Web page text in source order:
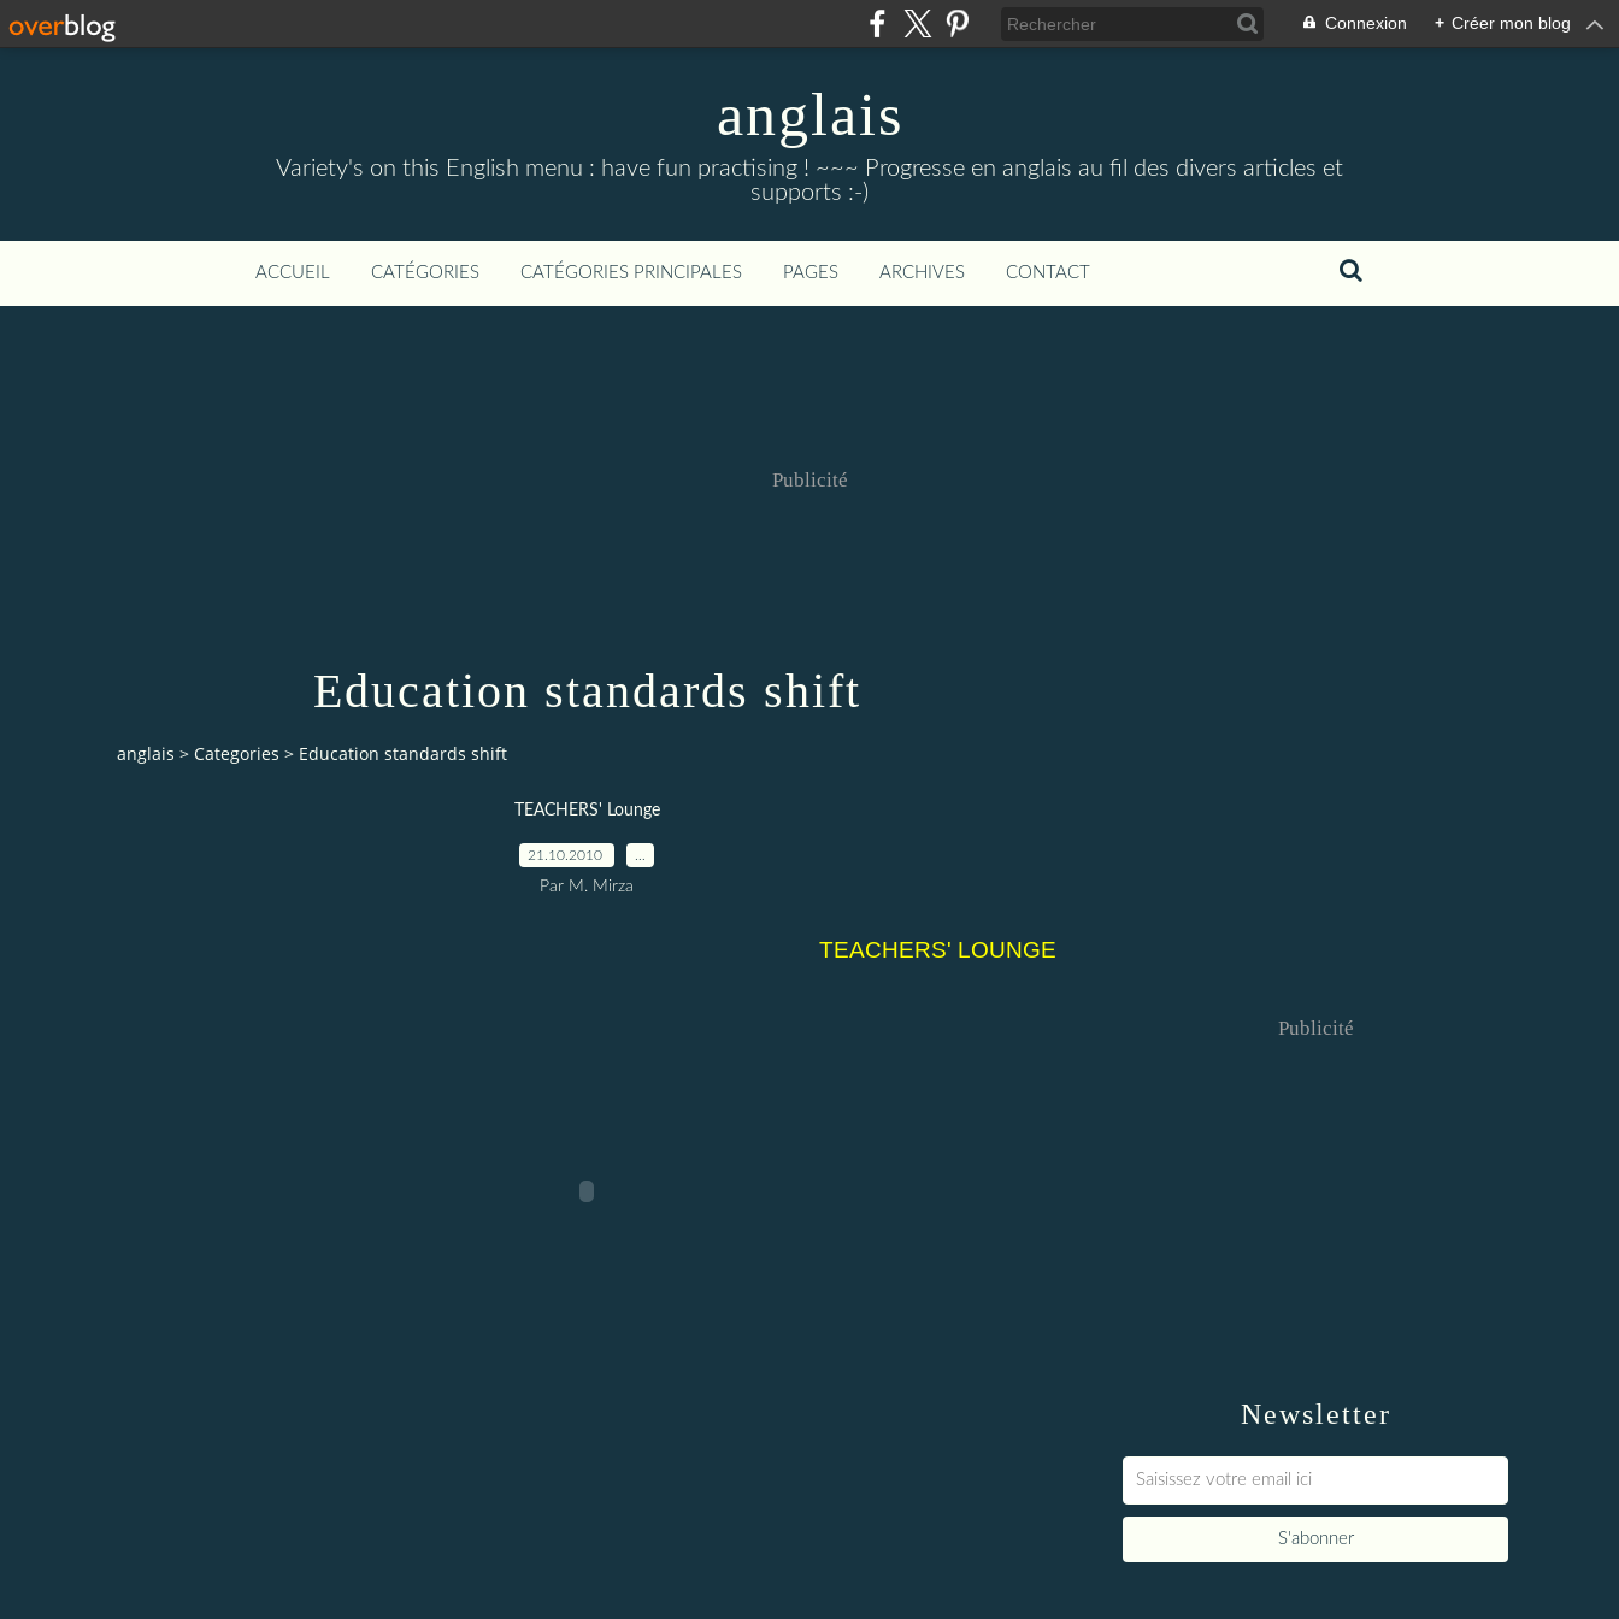
Connexion + Créer mon blog
anglais
Variety's on this English menu : have fun practising ! ~~~ Progresse en anglais au fil des divers articles et
supports :-)
ACCUEIL CATÉGORIES CATÉGORIES PRINCIPALES PAGES ARCHIVES CONTACT
Publicité
Education standards shift
anglais > Categories > Education standards shift
TEACHERS' Lounge
21.10.2010
Par M. Mirza
TEACHERS' LOUNGE
Newsletter
Publicité